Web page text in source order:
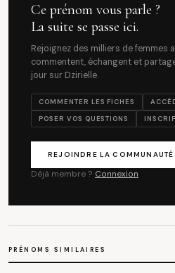
Ce prénom vous parle ?
La suite se passe ici.
Rejoignez des milliers de femmes
commentent, échangent et
jour sur Dzirielle.
COMMENTER LES FICHES
POSER VOS QUESTIONS
REJOINDRE LA COMMUNAUTÉ
Déjà membre ? Connexion
PRÉNOMS SIMILAIRES